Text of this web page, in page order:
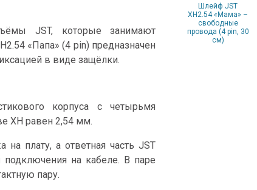
Шлейф JST
XH2.54 «Мама» –
свободные
провода (4 pin, 30
см)
JST, которые занимают
«Папа» (4 pin) предназначен
в виде защёлки.
корпуса с четырьмя
XH равен 2,54 мм.
на плату, а ответная часть JST
на кабеле. В паре
пару.